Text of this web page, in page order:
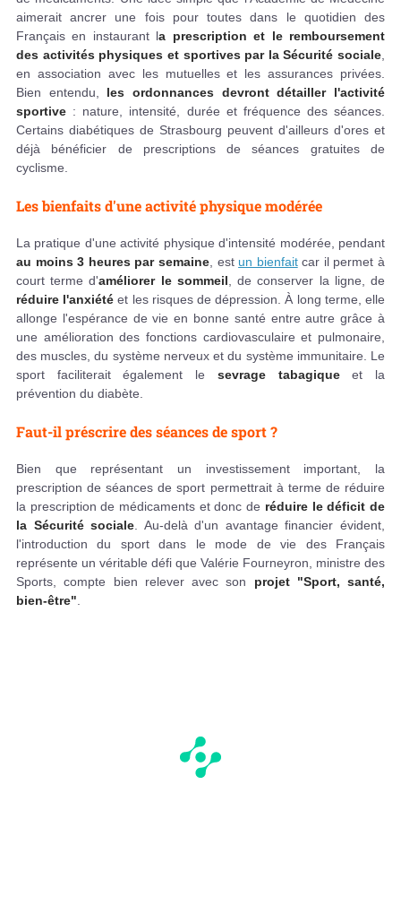
aimerait ancrer une fois pour toutes dans le quotidien des
Français en instaurant la prescription et le remboursement
des activités physiques et sportives par la Sécurité sociale
en association avec les mutuelles et les assurances privées.
Bien entendu, les ordonnances devront détailler l'activité
sportive : nature, intensité, durée et fréquence des séances.
Certains diabétiques de Strasbourg peuvent d'ailleurs d'ores et
déjà bénéficier de prescriptions de séances gratuites de
cyclisme.
Les bienfaits d'une activité physique modérée
La pratique d'une activité physique d'intensité modérée, pendant
au moins 3 heures par semaine, est un bienfaitcar il permet à
court terme d'améliorer le sommeil , de conserver la ligne, de
réduire l'anxiété et les risques de dépression. À long terme, elle
allonge l'espérance de vie en bonne santé entre autre grâce à
une amélioration des fonctions cardiovasculaire et pulmonaire,
des muscles, du système nerveux et du système immunitaire. Le
sport faciliterait également le sevrage tabagiqueet la
prévention du diabète.
Faut-il préscrire des séances de sport ?
Bien que représentant un investissement important, la
prescription de séances de sport permettrait à terme de réduire
la prescription de médicaments et donc de réduire le déficit de
la Sécurité sociale . Au-delà d'un avantage financier évident,
l'introduction du sport dans le mode de vie des Français
représente un véritable défi que Valérie Fourneyron, ministre des
Sports, compte bien relever avec son projet "Sport, santé,
bien-être"